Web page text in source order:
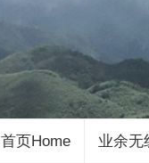
首页Home 业余无